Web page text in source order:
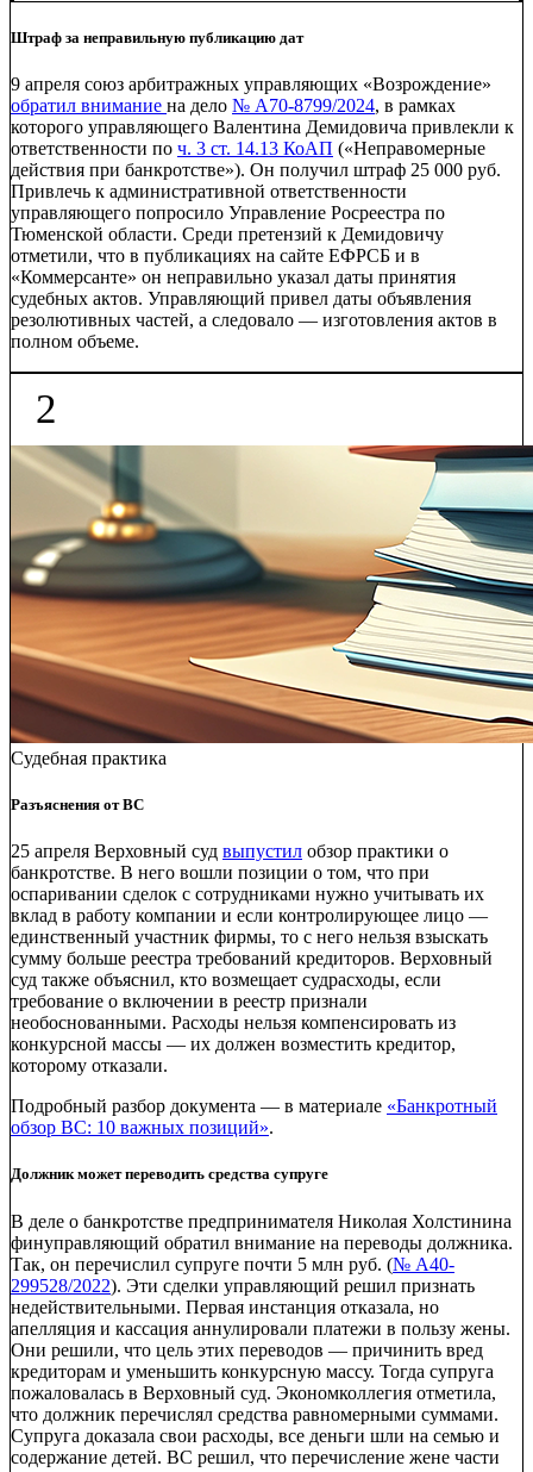
Штраф за неправильную публикацию дат
9 апреля союз арбитражных управляющих «Возрождение»
обратил внимание на дело № А70-8799/2024, в рамках
которого управляющего Валентина Демидовича привлекли к
ответственности по ч. 3 ст. 14.13 КоАП («Неправомерные
действия при банкротстве»). Он получил штраф 25 000 руб.
Привлечь к административной ответственности
управляющего попросило Управление Росреестра по
Тюменской области. Среди претензий к Демидовичу
отметили, что в публикациях на сайте ЕФРСБ и в
«Коммерсанте» он неправильно указал даты принятия
судебных актов. Управляющий привел даты объявления
резолютивных частей, а следовало — изготовления актов в
полном объеме.
2
Судебная практика
Разъяснения от ВС
25 апреля Верховный суд выпустил обзор практики о
банкротстве. В него вошли позиции о том, что при
оспаривании сделок с сотрудниками нужно учитывать их
вклад в работу компании и если контролирующее лицо —
единственный участник фирмы, то с него нельзя взыскать
сумму больше реестра требований кредиторов. Верховный
суд также объяснил, кто возмещает судрасходы, если
требование о включении в реестр признали
необоснованными. Расходы нельзя компенсировать из
конкурсной массы — их должен возместить кредитор,
которому отказали.
Подробный разбор документа — в материале «Банкротный
обзор ВС: 10 важных позиций‎».
Должник может переводить средства супруге
В деле о банкротстве предпринимателя Николая Холстинина
финуправляющий обратил внимание на переводы должника.
Так, он перечислил супруге почти 5 млн руб. (№ А40-
299528/2022). Эти сделки управляющий решил признать
недействительными. Первая инстанция отказала, но
апелляция и кассация аннулировали платежи в пользу жены.
Они решили, что цель этих переводов — причинить вред
кредиторам и уменьшить конкурсную массу. Тогда супруга
пожаловалась в Верховный суд. Экономколлегия отметила,
что должник перечислял средства равномерными суммами.
Супруга доказала свои расходы, все деньги шли на семью и
содержание детей. ВС решил, что перечисление жене части